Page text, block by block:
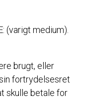
(varigt medium).
brugt, eller
fortrydelsesret
skulle betale for